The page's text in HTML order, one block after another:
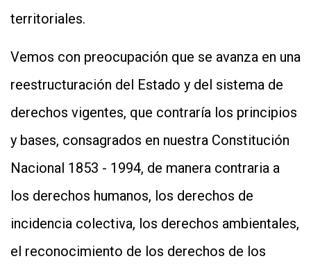
territoriales.
Vemos con preocupación que se avanza en una
reestructuración del Estado y del sistema de
derechos vigentes, que contraría los principios
y bases, consagrados en nuestra Constitución
Nacional 1853 - 1994, de manera contraria a
los derechos humanos, los derechos de
incidencia colectiva, los derechos ambientales,
el reconocimiento de los derechos de los